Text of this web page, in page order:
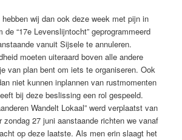
wij dan ook deze week met pijn in
de “17e Levenslijntocht” geprogrammeerd
vanuit Sijsele te annuleren.
moeten uiteraard boven alle andere
van plan bent om iets te organiseren. Ook
niet kunnen inplannen van rustmomenten
bij deze beslissing een rol gespeeld.
Wandelt Lokaal” werd verplaatst van
zondag 27 juni aanstaande richten we vanaf
op deze laatste. Als men erin slaagt het